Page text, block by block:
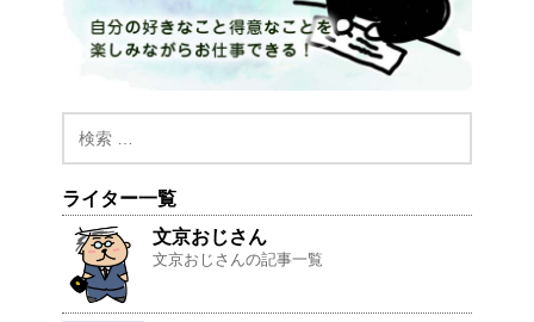
ライター一覧
文京おじさん
文京おじさんの記事一覧